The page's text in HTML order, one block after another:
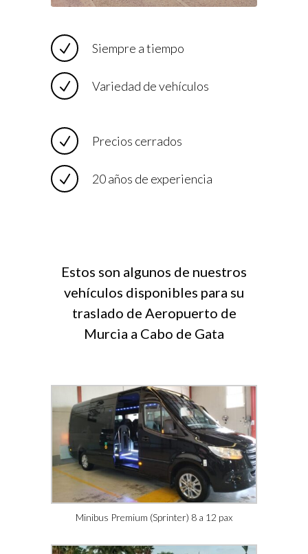
Siempre a tiempo
Variedad de vehículos
Precios cerrados
20 años de experiencia
Estos son algunos de nuestros
vehículos disponibles para su
traslado de Aeropuerto de
Murcia a Cabo de Gata
Minibus Premium (Sprinter) 8 a 12 pax